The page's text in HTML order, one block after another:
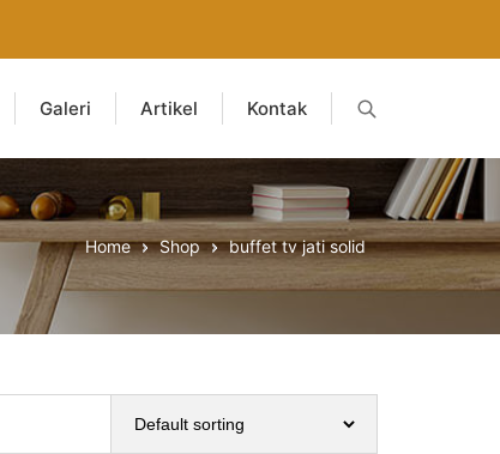
Galeri Artikel Kontak
Home Shop buffet tv jati solid